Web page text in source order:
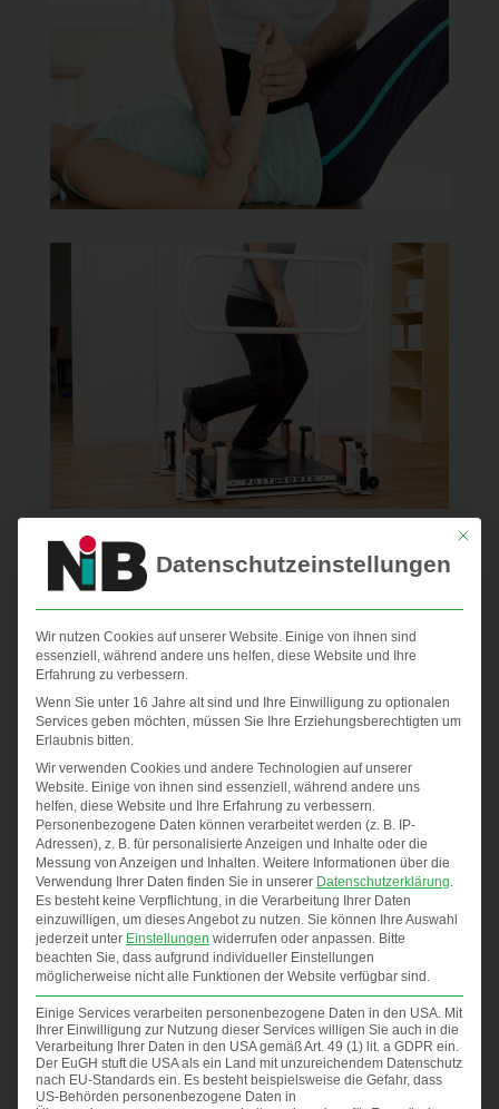
Die Therapieformen:
Bobath
Vojta
PNF
Massage
Manuelle Therapie
Medizinische Trainingstherapie
Laufbandtraining
Mit
Datenschutzeinstellungen
Wir nutzen Cookies auf unserer Website. Einige von ihnen sind
essenziell, während andere uns helfen, diese Website und Ihre
Erfahrung zu verbessern.
Wenn Sie unter 16 Jahre alt sind und Ihre Einwilligung zu optionalen
Services geben möchten, müssen Sie Ihre Erziehungsberechtigten um
Erlaubnis bitten.
Wir verwenden Cookies und andere Technologien auf unserer
Website. Einige von ihnen sind essenziell, während andere uns
helfen, diese Website und Ihre Erfahrung zu verbessern.
Personenbezogene Daten können verarbeitet werden (z. B. IP-
Adressen), z. B. für personalisierte Anzeigen und Inhalte oder die
Messung von Anzeigen und Inhalten. Weitere Informationen über die
Verwendung Ihrer Daten finden Sie in unserer Datenschutzerklärung.
Es besteht keine Verpflichtung, in die Verarbeitung Ihrer Daten
einzuwilligen, um dieses Angebot zu nutzen. Sie können Ihre Auswahl
jederzeit unter Einstellungen widerrufen oder anpassen. Bitte
beachten Sie, dass aufgrund individueller Einstellungen
möglicherweise nicht alle Funktionen der Website verfügbar sind.
Einige Services verarbeiten personenbezogene Daten in den USA. Mit
Ihrer Einwilligung zur Nutzung dieser Services willigen Sie auch in die
Verarbeitung Ihrer Daten in den USA gemäß Art. 49 (1) lit. a GDPR ein.
Der EuGH stuft die USA als ein Land mit unzureichendem Datenschutz
nach EU-Standards ein. Es besteht beispielsweise die Gefahr, dass
US-Behörden personenbezogene Daten in